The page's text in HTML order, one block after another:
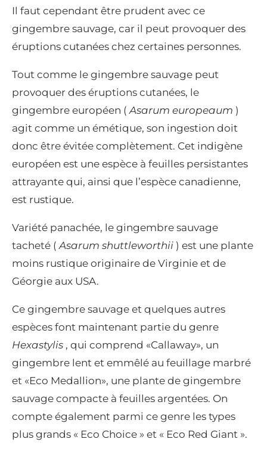
Il faut cependant être prudent avec ce
gingembre sauvage, car il peut provoquer des
éruptions cutanées chez certaines personnes.
Tout comme le gingembre sauvage peut
provoquer des éruptions cutanées, le
gingembre européen (Asarum europeaum )
agit comme un émétique, son ingestion doit
donc être évitée complètement. Cet indigène
européen est une espèce à feuilles persistantes
attrayante qui, ainsi que l’espèce canadienne,
est rustique.
Variété panachée, le gingembre sauvage
tacheté (Asarum shuttleworthii ) est une plante
moins rustique originaire de Virginie et de
Géorgie aux USA.
Ce gingembre sauvage et quelques autres
espèces font maintenant partie du genre
Hexastylis , qui comprend «Callaway», un
gingembre lent et emmêlé au feuillage marbré
et «Eco Medallion», une plante de gingembre
sauvage compacte à feuilles argentées. On
compte également parmi ce genre les types
plus grands « Eco Choice » et « Eco Red Giant ».